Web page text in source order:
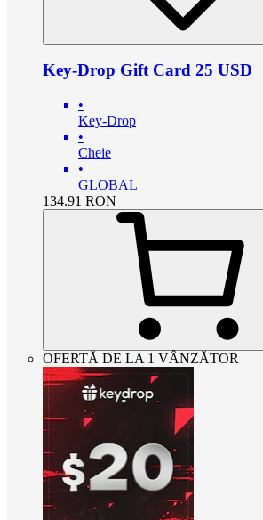
Key-Drop Gift Card 25 USD
•
Key-Drop
•
Cheie
•
GLOBAL
134.91 RON
OFERTĂ DE LA 1 VÂNZĂTOR